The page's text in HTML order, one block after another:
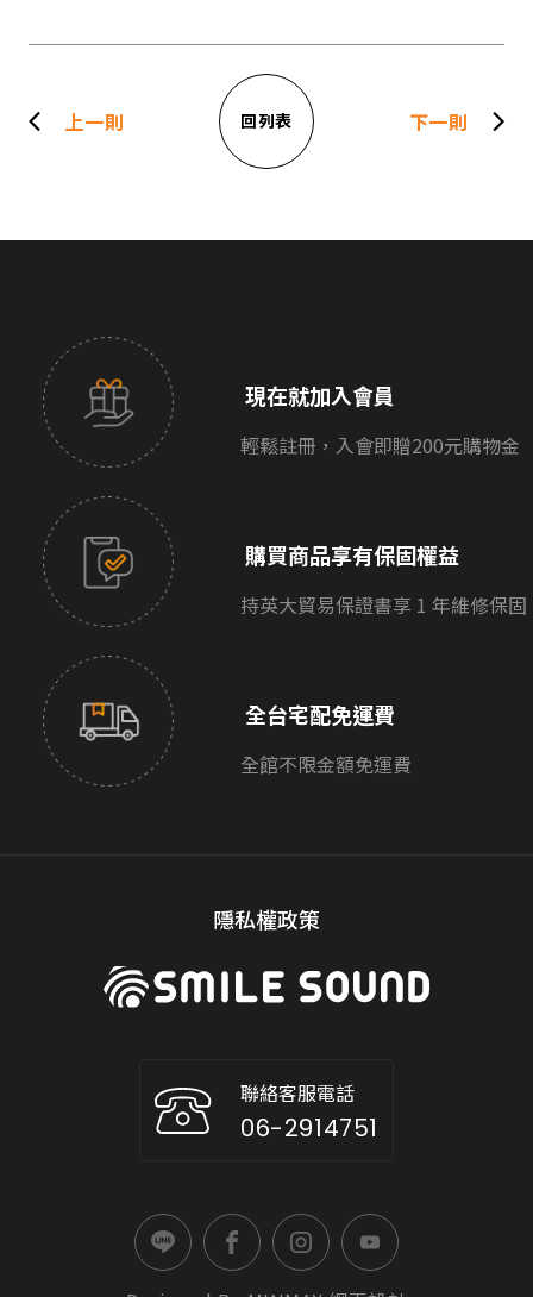
上一則 回列表 下一則
現在就加入會員
輕鬆註冊，入會即贈200元購物金
購買商品享有保固權益
持英大貿易保證書享 1 年維修保固
全台宅配免運費
全館不限金額免運費
隱私權政策
聯絡客服電話
06-2914751